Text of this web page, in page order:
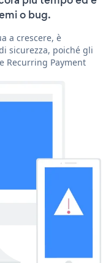
o bug.
a crescere, è
sicurezza, poiché gli
Recurring Payment